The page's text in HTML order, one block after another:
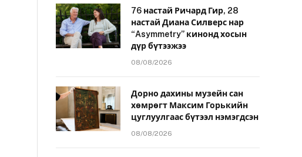
76 настай Ричард Гир, 28
настай Диана Силверс нар
“Asymmetry” кинонд хосын
дүр бүтээжээ
08/08/2026
Дорно дахины музейн сан
хөмрөгт Максим Горькийн
цуглуулгаас бүтээл нэмэгдсэн
08/08/2026